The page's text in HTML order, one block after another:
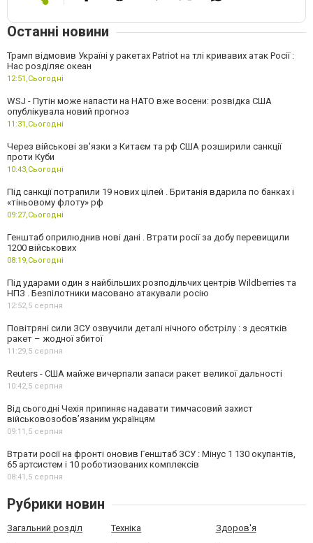
Останні новини
Трамп відмовив Україні у ракетах Patriot на тлі кривавих атак Росії :
Нас розділяє океан
12:51,Сьогодні
WSJ - Путін може напасти на НАТО вже восени: розвідка США
опублікувала новий прогноз
11:31,Сьогодні
Через військові зв'язки з Китаєм та рф США розширили санкції
проти Куби
10:43,Сьогодні
Під санкції потрапили 19 нових цілей . Британія вдарила по банках і
«тіньовому флоту» рф
09:27,Сьогодні
Генштаб оприлюднив нові дані . Втрати росії за добу перевищили
1200 військових
08:19,Сьогодні
Під ударами один з найбільших розподільчих центрів Wildberries та
НПЗ . Безпілотники масовано атакували росію
12:52,5 серпня
Повітряні сили ЗСУ озвучили деталі нічного обстрілу : з десятків
ракет – жодної збитої
11:29,5 серпня
Reuters - США майже вичерпали запаси ракет великої дальності
10:42,5 серпня
Від сьогодні Чехія припиняє надавати тимчасовий захист
військовозобов’язаним українцям
09:11,5 серпня
Втрати росії на фронті оновив Генштаб ЗСУ : Мінус 1 130 окупантів,
65 артсистем і 10 роботизованих комплексів
08:41,5 серпня
Рубрики новин
Загальний розділ Техніка Здоров'я